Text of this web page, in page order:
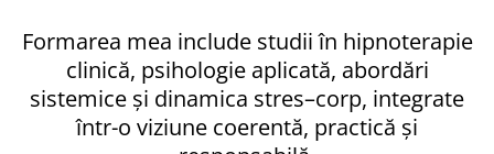
Formarea mea include studii în hipnoterapie
clinică, psihologie aplicată, abordări
sistemice și dinamica stres–corp, integrate
într-o viziune coerentă, practică și